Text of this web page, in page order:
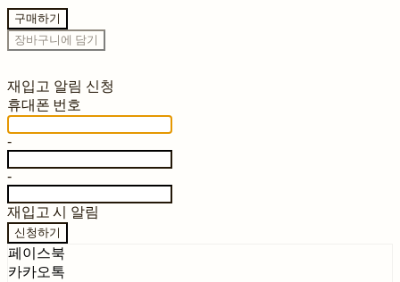
구매하기
장바구니에 담기
재입고 알림 신청
휴대폰 번호
-
-
재입고 시 알림
신청하기
페이스북
카카오톡